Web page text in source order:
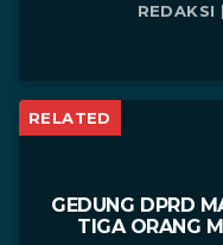
RELATED
GEDUNG DPRD
TIGA ORANG